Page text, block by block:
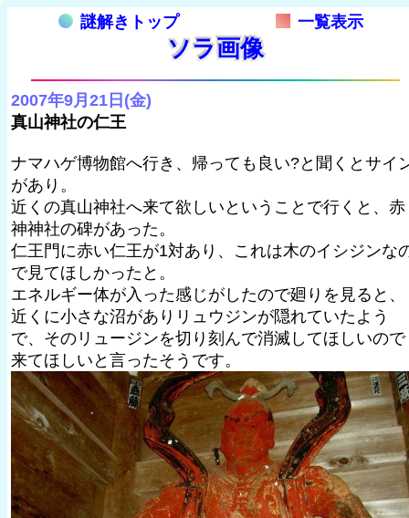
謎解きトップ 一覧表示
ソラ画像
2007年9月21日(金)
真山神社の仁王
ナマハゲ博物館へ行き、帰っても良い?と聞くとサイ
があり。
近くの真山神社へ来て欲しいということで行くと、赤
神神社の碑があった。
仁王門に赤い仁王が1対あり、これは木のイシジンな
で見てほしかったと。
エネルギー体が入った感じがしたので廻りを見ると、
近くに小さな沼がありリュウジンが隠れていたよう
で、そのリュージンを切り刻んで消滅してほしいので
来てほしいと言ったそうです。